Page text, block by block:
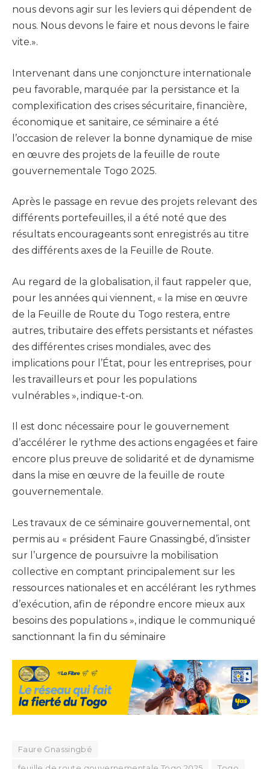
nous devons agir sur les leviers qui dépendent de
nous. Nous devons le faire et nous devons le faire
vite.».
Intervenant dans une conjoncture internationale
peu favorable, marquée par la persistance et la
complexification des crises sécuritaire, financière,
économique et sanitaire, ce séminaire a été
l’occasion de relever la bonne dynamique de mise
en œuvre des projets de la feuille de route
gouvernementale Togo 2025.
Après le passage en revue des projets relevant des
différents portefeuilles, il a été noté que des
résultats encourageants sont enregistrés au titre
des différents axes de la Feuille de Route.
Au regard de la globalisation, il faut rappeler que,
pour les années qui viennent, « la mise en œuvre
de la Feuille de Route du Togo restera, entre
autres, tributaire des effets persistants et néfastes
des différentes crises mondiales, avec des
implications pour l’État, pour les entreprises, pour
les travailleurs et pour les populations
vulnérables », indique-t-on.
Il est donc nécessaire pour le gouvernement
d’accélérer le rythme des actions engagées et faire
encore plus preuve de solidarité et de dynamisme
dans la mise en œuvre de la feuille de route
gouvernementale.
Les travaux de ce séminaire gouvernemental, ont
permis au « président Faure Gnassingbé, d’insister
sur l’urgence de poursuivre la mobilisation
collective en comptant principalement sur les
ressources nationales et en accélérant les rythmes
d’exécution, afin de répondre encore mieux aux
besoins des populations », indique le communiqué
sanctionnant la fin du séminaire
Faure Gnassingbé